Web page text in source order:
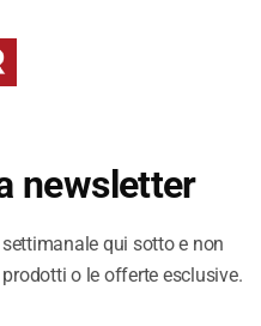
newsletter
qui sotto e non
o le offerte esclusive.